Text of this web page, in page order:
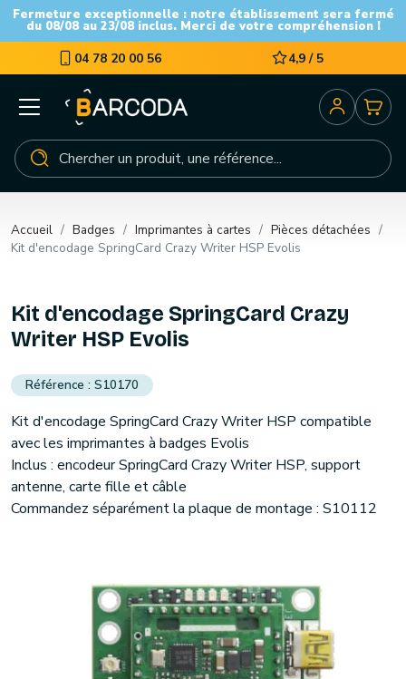
Fermeture exceptionnelle : notre établissement sera fermé
du 08/08 au 23/08 inclus. Merci de votre compréhension !
04 78 20 00 56 4,9 / 5
Accueil Badges Imprimantes à cartes
Pièces détachées
Kit d'encodage SpringCard Crazy Writer HSP Evolis
Kit d'encodage SpringCard Crazy
Writer HSP Evolis
S10170
Kit d'encodage SpringCard Crazy Writer HSP compatible
avec les imprimantes à badges Evolis
Inclus : encodeur SpringCard Crazy Writer HSP, support
antenne, carte fille et câble
Commandez séparément la plaque de montage : S10112